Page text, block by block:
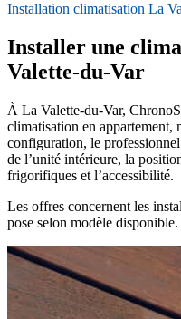
Installation climatisation La
Installer une
Valette-du-Var
À La Valette-du-Var,
climatisation en appartement,
configuration, le
de l’unité intérieure, la
frigorifiques et l’accessibilité.
Les offres concernent les
pose selon modèle disponible.